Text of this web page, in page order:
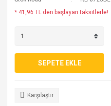
* 41,96 TL den başlayan taksitlerle!
SEPETE EKLE
Karşılaştır